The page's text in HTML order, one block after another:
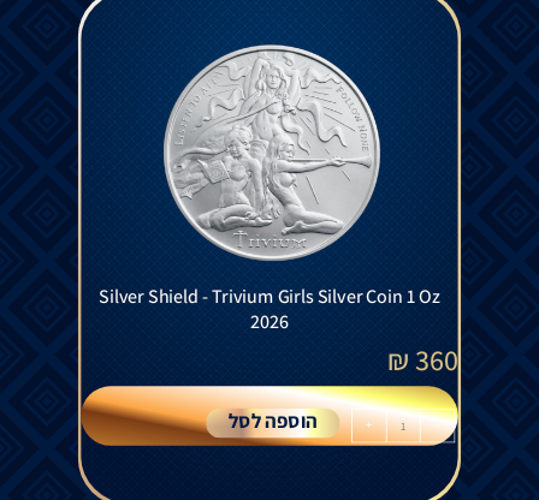
Silver Shield - Trivium Girls Silver Coin 1 Oz
2026
360
₪
-
+ הוספה לסל